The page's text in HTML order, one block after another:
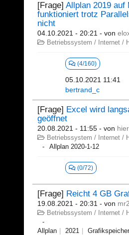
[Frage] Allplan 2019 auf
funktioniert trotz
nicht
04.10.2021 - 20:21 - von
Betriebssystem / Internet /
(4/160)
05.10.2021 11:41
bertrand_c
[Frage] Excel wird
geöffnet
20.08.2021 - 11:55 - von
Betriebssystem / Internet /
Allplan 2020-1-12
(0/72)
[Frage] Reicht 4 GB
19.08.2021 - 20:31 - von
Betriebssystem / Internet /
Allplan 2021 Grafikspeicher